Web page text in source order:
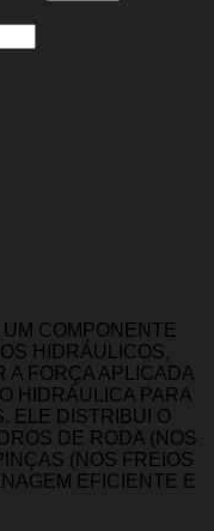
COMPONENTE
HIDRÁULICOS,
A FORÇA APLICADA
HIDRÁULICA PARA
ELE DISTRIBUI O
DE RODA (NOS
(NOS FREIOS
EFICIENTE E